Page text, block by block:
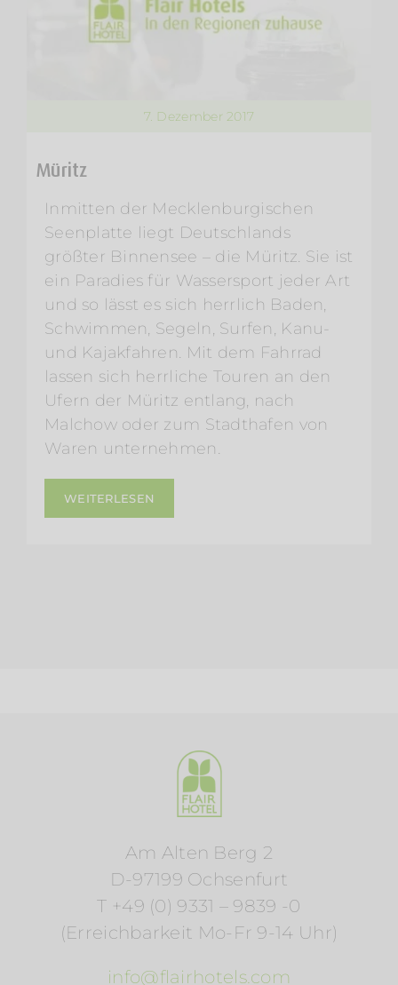
7. Dezember 2017
Müritz
Inmitten der Mecklenburgischen
Seenplatte liegt Deutschlands
größter Binnensee – die Müritz. Sie ist
ein Paradies für Wassersport jeder Art
und so lässt es sich herrlich Baden,
Schwimmen, Segeln, Surfen, Kanu-
und Kajakfahren. Mit dem Fahrrad
lassen sich herrliche Touren an den
Ufern der Müritz entlang, nach
Malchow oder zum Stadthafen von
Waren unternehmen.
WEITERLESEN
Am Alten Berg 2
D-97199 Ochsenfurt
T +49 (0) 9331 – 9839 -0
(Erreichbarkeit Mo-Fr 9-14 Uhr)
info@flairhotels.com